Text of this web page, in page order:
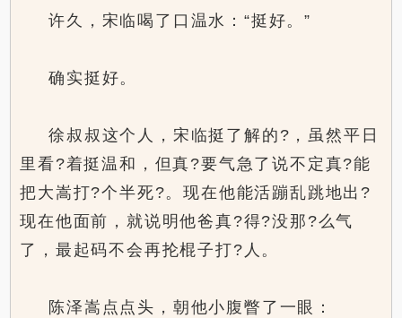
许久，宋临喝了口温水：“挺好。”
确实挺好。
徐叔叔这个人，宋临挺了解的?，虽然平日
里看?着挺温和，但真?要气急了说不定真?能
把大嵩打?个半死?。现在他能活蹦乱跳地出?
现在他面前，就说明他爸真?得?没那?么气
了，最起码不会再抡棍子打?人。
陈泽嵩点点头，朝他小腹瞥了一眼：